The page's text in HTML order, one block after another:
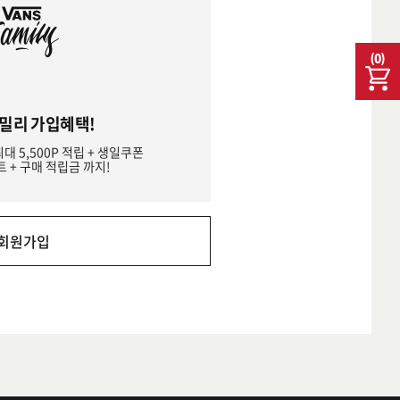
(0)
리 가입혜택!
5,500P 적립 + 생일쿠폰
+ 구매 적립금 까지!
원가입